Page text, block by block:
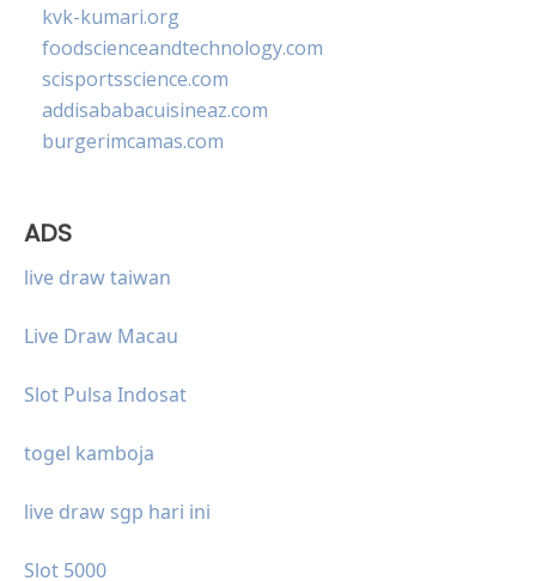
kvk-kumari.org
foodscienceandtechnology.com
scisportsscience.com
addisababacuisineaz.com
burgerimcamas.com
ADS
live draw taiwan
Live Draw Macau
Slot Pulsa Indosat
togel kamboja
live draw sgp hari ini
Slot 5000